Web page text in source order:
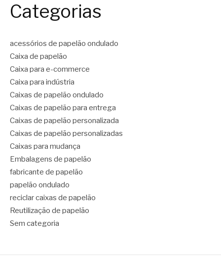
Categorias
acessórios de papelão ondulado
Caixa de papelão
Caixa para e-commerce
Caixa para indústria
Caixas de papelão ondulado
Caixas de papelão para entrega
Caixas de papelão personalizada
Caixas de papelão personalizadas
Caixas para mudança
Embalagens de papelão
fabricante de papelão
papelão ondulado
reciclar caixas de papelão
Reutilização de papelão
Sem categoria